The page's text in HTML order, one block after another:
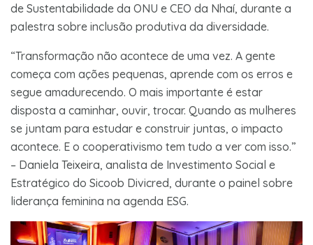
de Sustentabilidade da ONU e CEO da Nhaí, durante a
palestra sobre inclusão produtiva da diversidade.
“Transformação não acontece de uma vez. A gente
começa com ações pequenas, aprende com os erros e
segue amadurecendo. O mais importante é estar
disposta a caminhar, ouvir, trocar. Quando as mulheres
se juntam para estudar e construir juntas, o impacto
acontece. E o cooperativismo tem tudo a ver com isso.”
– Daniela Teixeira, analista de Investimento Social e
Estratégico do Sicoob Divicred, durante o painel sobre
liderança feminina na agenda ESG.